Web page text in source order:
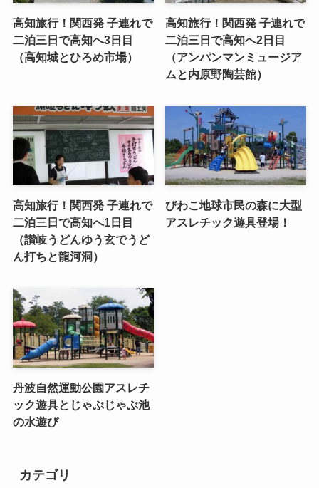
高知旅行！関西発 子連れで
二泊三日で高知へ3日目
（高知城とひろめ市場）
高知旅行！関西発 子連れで
二泊三日で高知へ2日目
（アンパンマンミュージア
ムと内原野陶芸館）
高知旅行！関西発 子連れで
二泊三日で高知へ1日目
（讃岐うどんゆう玄でうど
ん打ちと龍河洞）
びわこ地球市民の森に大型
アスレチック遊具登場！
丹波自然運動公園アスレチ
ック遊具とじゃぶじゃぶ池
の水遊び
カテゴリ